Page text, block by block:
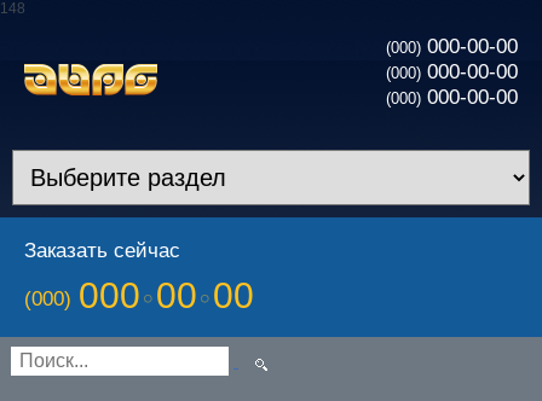
148
(000) 000-00-00
(000) 000-00-00
(000) 000-00-00
Заказать сейчас
(000) 000 00 00